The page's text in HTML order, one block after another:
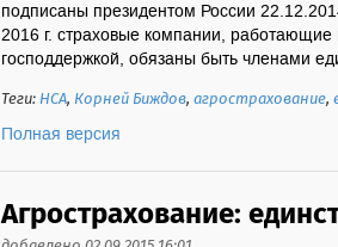
подписаны президентом России
2016 г. страховые компании, работающие
господдержкой, обязаны быть членами
Теги:НСА, Корней Биждов,агрострахование,
Полная версия
Агрострахование: